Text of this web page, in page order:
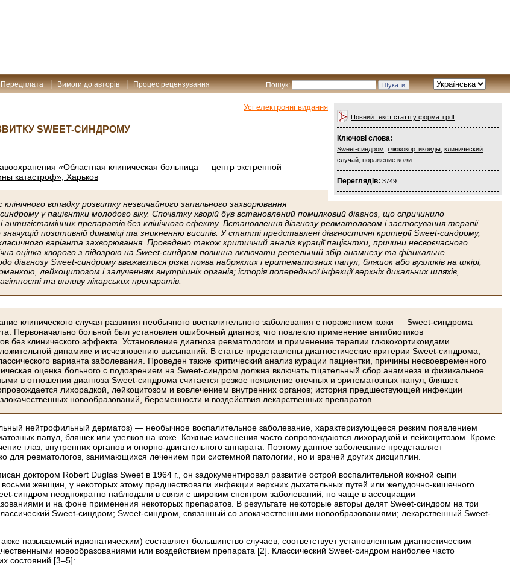
Пошук:
Передплата Вимоги до авторів Процес рецензування
Повний текст статті у форматі pdf
Ключові слова:
Sweet-синдром глюкокортикоиды клинический
случай поражение кожи
Переглядів: 3749
Усі електронні видання
SWEET-СИНДРОМУ
«Областная клиническая больница — центр экстренной
катастроф», Харьков
випадку розвитку незвичайного запального захворювання
у пацієнтки молодого віку. Спочатку хворій був встановлений помилковий діагноз, що спричинило
антигістамінних препаратів без клінічного ефекту. Встановлення діагнозу ревматологом і застосування терапії
позитивній динаміці та зникненню висипів. У статті представлені діагностичні критерії Sweet-синдрому,
варіанта захворювання. Проведено також критичний аналіз курації пацієнтки, причини несвоєчасного
оцінка хворого з підозрою на Sweet-синдром повин­на включати ретельний збір анамнезу та фізикальне
діагнозу Sweet-синдрому вважається різка поява набряклих і еритематозних папул, бляшок або вузликів на шкірі;
лейкоцитозом і залученням внутрішніх органів; історія попередньої інфекції верхніх дихальних шляхів,
та впливу лікарських препаратів.
клинического случая развития необычного воспалительного заболевания с поражением кожи — Sweet-синдрома
Первоначально больной был установлен ошибочный диагноз, что повлекло применение антибиотиков
без клинического эффекта. Установление диагноза ревматологом и применение терапии глюкокортикоидами
динамике и исчезновению высыпаний. В статье представлены диагностические критерии Sweet-синдрома,
варианта заболевания. Проведен также критический анализ курации пациентки, причины несвоевременного
оценка больного с подозрением на Sweet-синдром должна включать тщательный сбор анамнеза и физикальное
в отношении диагноза Sweet-синдрома считается резкое появление отечных и эритематозных папул, бляшек
лихорадкой, лейкоцитозом и вовлечением внутренних органов; история предшествующей инфекции
новообразований, беременности и воздействия лекарственных препаратов.
нейтрофильный дерматоз) — необычное воспалительное заболевание, характеризующееся резким появлением
папул, бляшек или узелков на коже. Кожные изменения часто сопровождаются лихорадкой и лейкоцитозом. Кроме
глаз, внутренних органов и опорно-двигательного аппарата. Поэтому данное заболевание представляет
для ревматологов, занимающихся лечением при сис­темной патологии, но и врачей других дисциплин.
докто­ром Robert Duglas Sweet в 1964 г., он задокументировал развитие острой воспалительной кожной сыпи
женщин, у некоторых этому предшествовали инфекции верхних дыхательных путей или желудочно-кишечного
синдром неоднократно наблюдали в связи с широким спектром заболеваний, но чаще в ассоциации
и на фоне применения некоторых препаратов. В результате некоторые авторы делят Sweet-синдром на три
Sweet-синдром; Sweet-синдром, связанный со злокачественными новообразованиями; лекарственный Sweet-
называемый идиопатическим) составляет большинство случаев, соответствует установленным диагностическим
новообразованиями или воздействием препарата [2]. Классический Sweet-синдром наиболее часто
состояний [3–5]: